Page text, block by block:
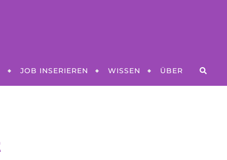
JOB INSERIEREN WISSEN ÜBER